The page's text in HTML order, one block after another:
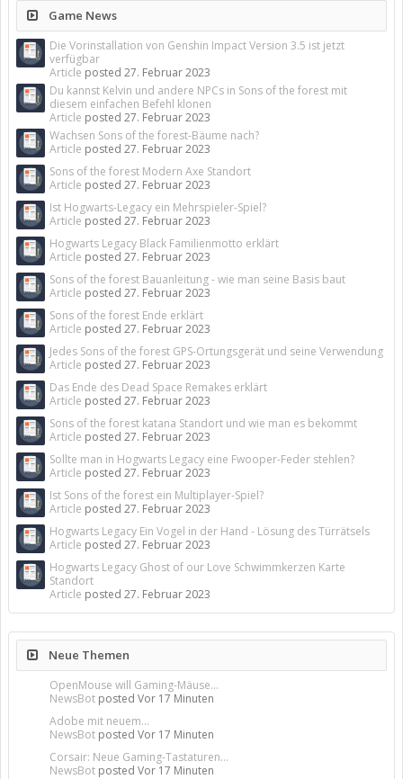
Game News
Die Vorinstallation von Genshin Impact Version 3.5 ist jetzt
verfügbar
Article posted 27. Februar 2023
Du kannst Kelvin und andere NPCs in Sons of the forest mit
diesem einfachen Befehl klonen
Article posted 27. Februar 2023
Wachsen Sons of the forest-Bäume nach?
Article posted 27. Februar 2023
Sons of the forest Modern Axe Standort
Article posted 27. Februar 2023
Ist Hogwarts-Legacy ein Mehrspieler-Spiel?
Article posted 27. Februar 2023
Hogwarts Legacy Black Familienmotto erklärt
Article posted 27. Februar 2023
Sons of the forest Bauanleitung - wie man seine Basis baut
Article posted 27. Februar 2023
Sons of the forest Ende erklärt
Article posted 27. Februar 2023
Jedes Sons of the forest GPS-Ortungsgerät und seine Verwendung
Article posted 27. Februar 2023
Das Ende des Dead Space Remakes erklärt
Article posted 27. Februar 2023
Sons of the forest katana Standort und wie man es bekommt
Article posted 27. Februar 2023
Sollte man in Hogwarts Legacy eine Fwooper-Feder stehlen?
Article posted 27. Februar 2023
Ist Sons of the forest ein Multiplayer-Spiel?
Article posted 27. Februar 2023
Hogwarts Legacy Ein Vogel in der Hand - Lösung des Türrätsels
Article posted 27. Februar 2023
Hogwarts Legacy Ghost of our Love Schwimmkerzen Karte
Standort
Article posted 27. Februar 2023
Neue Themen
OpenMouse will Gaming-Mäuse...
NewsBot posted Vor 17 Minuten
Adobe mit neuem...
NewsBot posted Vor 17 Minuten
Corsair: Neue Gaming-Tastaturen...
NewsBot posted Vor 17 Minuten